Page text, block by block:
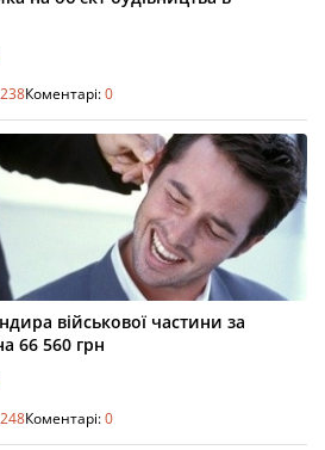
238Коментарі:0
військової частини за
66 560 грн
248Коментарі:0